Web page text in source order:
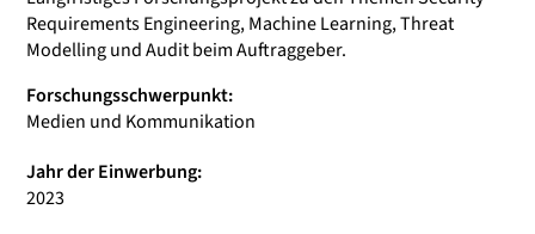
Requirements Engineering, Machine Learning, Threat
Modelling und Audit beim Auftraggeber.
Forschungsschwerpunkt:
Medien und Kommunikation
Jahr der Einwerbung:
2023